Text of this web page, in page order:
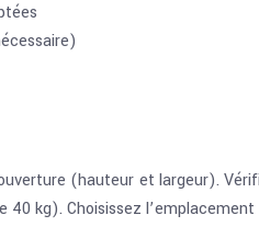
(hauteur et largeur).
40 kg). Choisissez